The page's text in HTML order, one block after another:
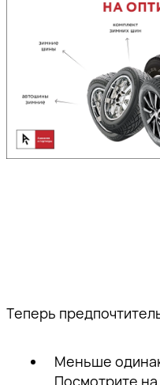
Теперь
Меньше